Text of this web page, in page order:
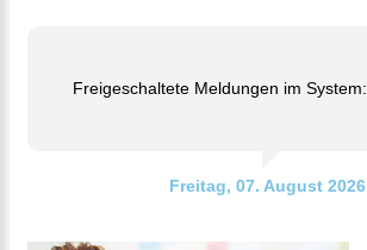
Freigeschaltete Meldungen im System:
Freitag, 07. August 2026